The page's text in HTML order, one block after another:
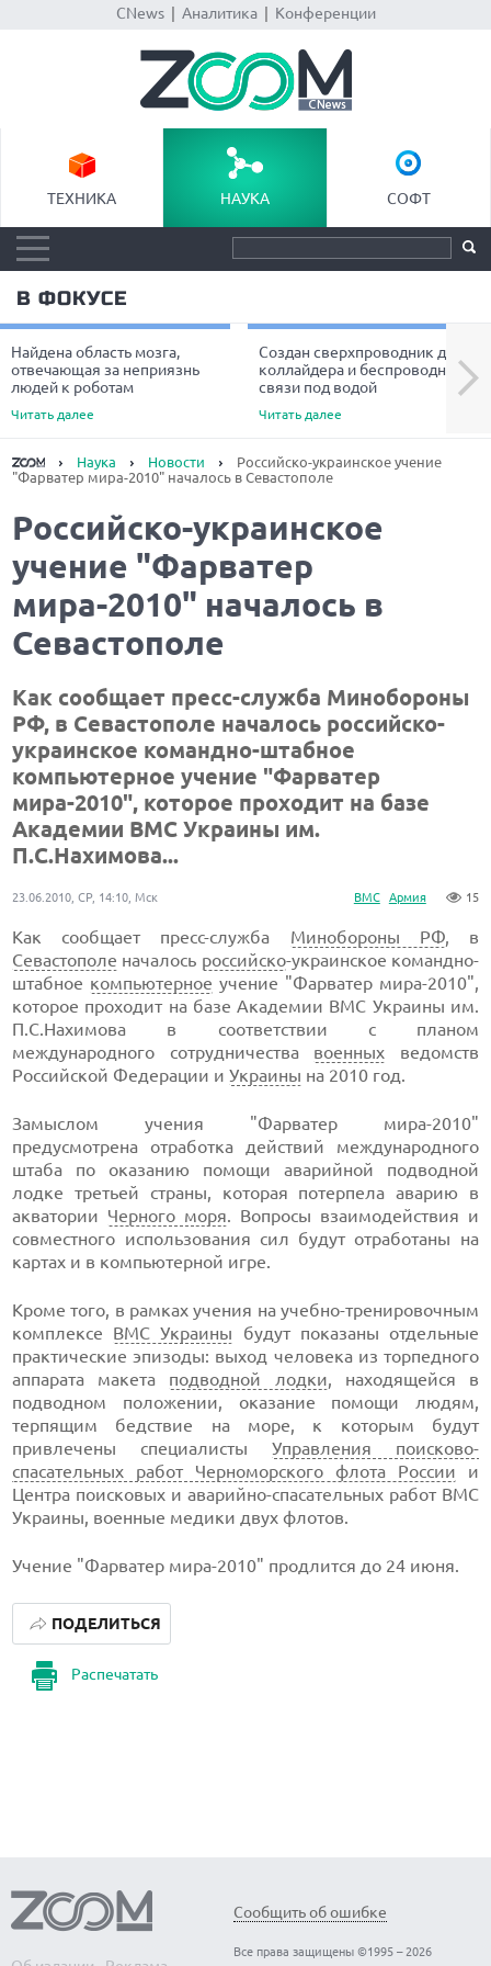
CNews| Аналитика| Конференции
ТЕХНИКА НАУКА СОФТ
В ФОКУСЕ
Найдена область мозга,
отвечающая за неприязнь
людей к роботам
Читать далее
Создан сверхпроводник для
коллайдера и беспроводной
связи под водой
Читать далее
Next
Наука Новости
Российско-украинское учение
"Фарватер мира-2010" началось в Севастополе
Российско-украинское
учение "Фарватер
мира-2010" началось в
Севастополе
Как сообщает пресс-служба Минобороны
РФ, в Севастополе началось российско-
украинское командно-штабное
компьютерное учение "Фарватер
мира-2010", которое проходит на базе
Академии ВМС Украины им.
П.С.Нахимова...
ВМС Армия 15
23.06.2010, СР, 14:10, Мск
Как сообщает пресс-служба Минобороны РФ, в
Севастополе началось российско-украинское командно-
штабное компьютерное учение "Фарватер мира-2010",
которое проходит на базе Академии ВМС Украины им.
П.С.Нахимова в соответствии с планом
международного сотрудничества военных ведомств
Российской Федерации иУкраины на 2010 год.
Замыслом учения "Фарватер мира-2010"
предусмотрена отработка действий международного
штаба по оказанию помощи аварийной подводной
лодке третьей страны, которая потерпела аварию в
акватории Черного моря. Вопросы взаимодействия и
совместного использования сил будут отработаны на
картах и в компьютерной игре.
Кроме того, в рамках учения на учебно-тренировочным
комплексе ВМС Украины будут показаны отдельные
практические эпизоды: выход человека из торпедного
аппарата макета подводной лодки, находящейся в
подводном положении, оказание помощи людям,
терпящим бедствие на море, к которым будут
привлечены специалисты Управления поисково-
спасательных работ Черноморского флота России и
Центра поисковых и аварийно-спасательных работ ВМС
Украины, военные медики двух флотов.
Учение "Фарватер мира-2010" продлится до 24 июня.
Распечатать
ПОДЕЛИТЬСЯ
Сообщить об ошибке
Все права защищены ©1995 – 2026